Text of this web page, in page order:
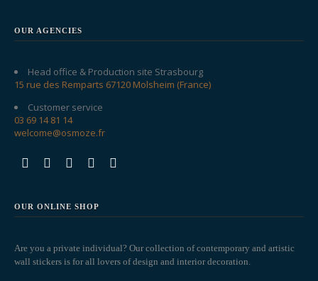
OUR AGENCIES
Head office & Production site Strasbourg
15 rue des Remparts 67120 Molsheim (France)
Customer service
03 69 14 81 14
welcome@osmoze.fr
OUR ONLINE SHOP
Are you a private individual? Our collection of contemporary and artistic
wall stickers is for all lovers of design and interior decoration.